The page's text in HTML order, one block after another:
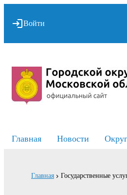
Войти
Главная Новости Округ
Главная Государственные